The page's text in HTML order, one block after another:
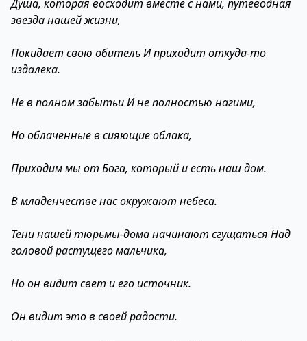
Душа, которая восходит вместе с нами, путеводная
звезда нашей жизни,
Покидает свою обитель И приходит откуда-то
издалека.
Не в полном забытьи И не полностью нагими,
Но облаченные в сияющие облака,
Приходим мы от Бога, который и есть наш дом.
В младенчестве нас окружают небеса.
Тени нашей тюрьмы-дома начинают сгущаться Над
головой растущего мальчика,
Но он видит свет и его источник.
Он видит это в своей радости.